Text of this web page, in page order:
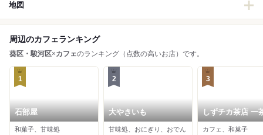
地図
周辺のカフェランキング
葵区・駿河区×カフェのランキング（点数の高いお店）です。
1
石部屋
和菓子、甘味処
2
大やきいも
甘味処、おにぎり、おでん
3
しずチカ茶店 一
カフェ、和菓子